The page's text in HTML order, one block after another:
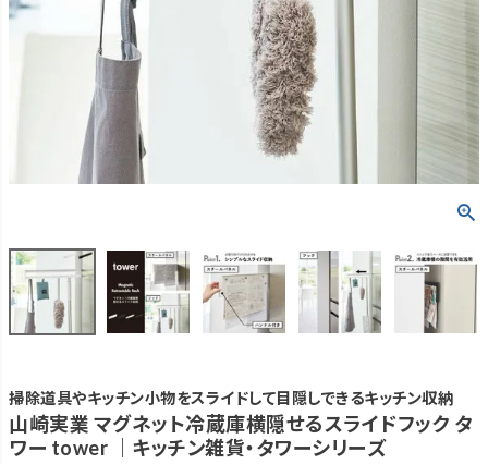
掃除道具やキッチン小物をスライドして目隠しできるキッチン収納
山崎実業 マグネット冷蔵庫横隠せるスライドフック タ
ワー tower ｜キッチン雑貨・タワーシリーズ